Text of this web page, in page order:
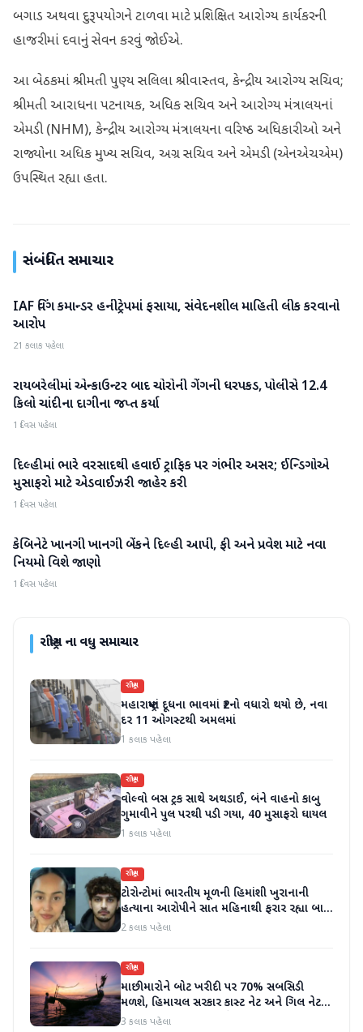
બગાડ અથવા દુરૂપયોગને ટાળવા માટે પ્રશિક્ષિત આરોગ્ય કાર્યકરની
હાજરીમાં દવાનું સેવન કરવું જોઈએ.
આ બેઠકમાં શ્રીમતી પુણ્ય સલિલા શ્રીવાસ્તવ, કેન્દ્રીય આરોગ્ય સચિવ;
શ્રીમતી આરાધના પટનાયક, અધિક સચિવ અને આરોગ્ય મંત્રાલયનાં
એમડી (NHM), કેન્દ્રીય આરોગ્ય મંત્રાલયના વરિષ્ઠ અધિકારીઓ અને
રાજ્યોના અધિક મુખ્ય સચિવ, અગ્ર સચિવ અને એમડી (એનએચએમ)
ઉપસ્થિત રહ્યા હતા.
સંબંધિત સમાચાર
રાષ્ટ્રીય
IAF વિંગ કમાન્ડર હનીટ્રેપમાં ફસાયા, સંવેદનશીલ માહિતી લીક કરવાનો
આરોપ
21 કલાક પહેલા
રાષ્ટ્રીય
રાયબરેલીમાં એન્કાઉન્ટર બાદ ચોરોની ગેંગની ધરપકડ, પોલીસે 12.4
કિલો ચાંદીના દાગીના જપ્ત કર્યા
1 દિવસ પહેલા
રાષ્ટ્રીય
દિલ્હીમાં ભારે વરસાદથી હવાઈ ટ્રાફિક પર ગંભીર અસર; ઈન્ડિગોએ
મુસાફરો માટે એડવાઈઝરી જાહેર કરી
1 દિવસ પહેલા
રાષ્ટ્રીય
કેબિનેટે ખાનગી ખાનગી બેંકને દિલ્હી આપી, ફી અને પ્રવેશ માટે નવા
નિયમો વિશે જાણો
1 દિવસ પહેલા
રાષ્ટ્રીયના વધુ સમાચાર
રાષ્ટ્રીય
મહારાષ્ટ્રમાં દૂધના ભાવમાં ₹2નો વધારો થયો છે, નવા
દર 11 ઓગસ્ટથી અમલમાં
1 કલાક પહેલા
રાષ્ટ્રીય
વોલ્વો બસ ટ્રક સાથે અથડાઈ, બંને વાહનો કાબુ
ગુમાવીને પુલ પરથી પડી ગયા, 40 મુસાફરો ઘાયલ
1 કલાક પહેલા
રાષ્ટ્રીય
ટોરોન્ટોમાં ભારતીય મૂળની હિમાંશી ખુરાનાની
હત્યાના આરોપીને સાત મહિનાથી ફરાર રહ્યા બાદ
ધરપકડ કરવામાં આવી
2 કલાક પહેલા
રાષ્ટ્રીય
માછીમારોને બોટ ખરીદી પર 70% સબસિડી
મળશે, હિમાચલ સરકાર કાસ્ટ નેટ અને ગિલ નેટ
પર 90% સબસિડી આપશે
3 કલાક પહેલા